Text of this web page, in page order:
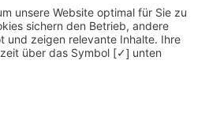
Kontakt
Datenschutz
Newsletter